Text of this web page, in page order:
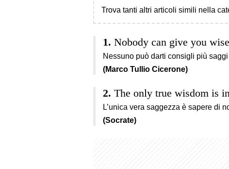
Trova tanti altri articoli simili nella
Nobody can give you
Nessuno può darti consigli più
(Marco Tullio Cicerone)
The only true wisdom is
L’unica vera saggezza è sapere di
(Socrate)